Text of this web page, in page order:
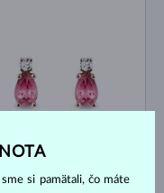
RUŽOVÝ & DIAMANT
si pamätali, čo máte